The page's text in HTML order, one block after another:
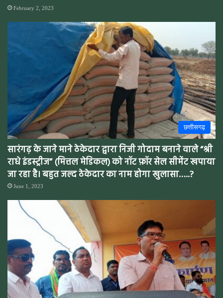
February 2, 2023
छत्तीसगढ़
सारंगढ़ के जाने माने ठेकेदार द्वारा निजी गोदाम बनाने वाले “श्री
राधे इंडस्ट्रीज” (मित्तल मेडिकल) को नॉट फ़ॉर सेल सीमेंट खपाया
जा रहा है। बहुत जल्द ठेकेदार का नाम होगा खुलासा…..?
June 1, 2023